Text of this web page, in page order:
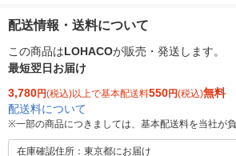
配送情報・送料について
この商品はLOHACOが販売・発送します。
最短翌日お届け
3,780円(税込)以上で基本配送料550円(税込)無料
配送料について
※一部の商品につきましては、基本配送料を当社が負
在庫確認住所：東京都にお届け